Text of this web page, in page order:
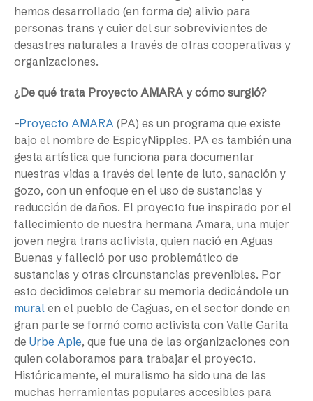
hemos desarrollado (en forma de) alivio para
personas trans y cuier del sur sobrevivientes de
desastres naturales a través de otras cooperativas y
organizaciones.
¿De qué trata Proyecto AMARA y cómo surgió?
–Proyecto AMARA (PA) es un programa que existe
bajo el nombre de EspicyNipples. PA es también una
gesta artística que funciona para documentar
nuestras vidas a través del lente de luto, sanación y
gozo, con un enfoque en el uso de sustancias y
reducción de daños. El proyecto fue inspirado por el
fallecimiento de nuestra hermana Amara, una mujer
joven negra trans activista, quien nació en Aguas
Buenas y falleció por uso problemático de
sustancias y otras circunstancias prevenibles. Por
esto decidimos celebrar su memoria dedicándole un
mural en el pueblo de Caguas, en el sector donde en
gran parte se formó como activista con Valle Garita
de Urbe Apie, que fue una de las organizaciones con
quien colaboramos para trabajar el proyecto.
Históricamente, el muralismo ha sido una de las
muchas herramientas populares accesibles para